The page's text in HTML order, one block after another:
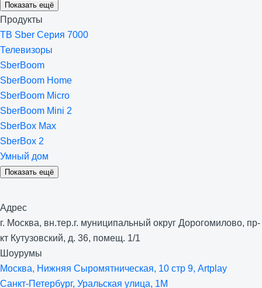
Показать ещё
Продукты
ТВ Sber Серия 7000
Телевизоры
SberBoom
SberBoom Home
SberBoom Micro
SberBoom Mini 2
SberBox Max
SberBox 2
Умный дом
Показать ещё
Адрес
г. Москва, вн.тер.г. муниципальный округ Дорогомилово, пр-
кт Кутузовский, д. 36, помещ. 1/1
Шоурумы
Москва, Нижняя Сыро­мятническая, 10 стр 9, Artplay
Санкт-Петербург, Уральская улица, 1М